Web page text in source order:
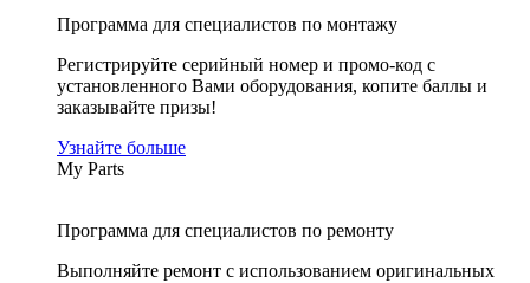
Программа для специалистов по монтажу
Регистрируйте серийный номер и промо-код с
установленного Вами оборудования, копите баллы и
заказывайте призы!
Узнайте больше
My Parts
Программа для специалистов по ремонту
Выполняйте ремонт с использованием оригинальных